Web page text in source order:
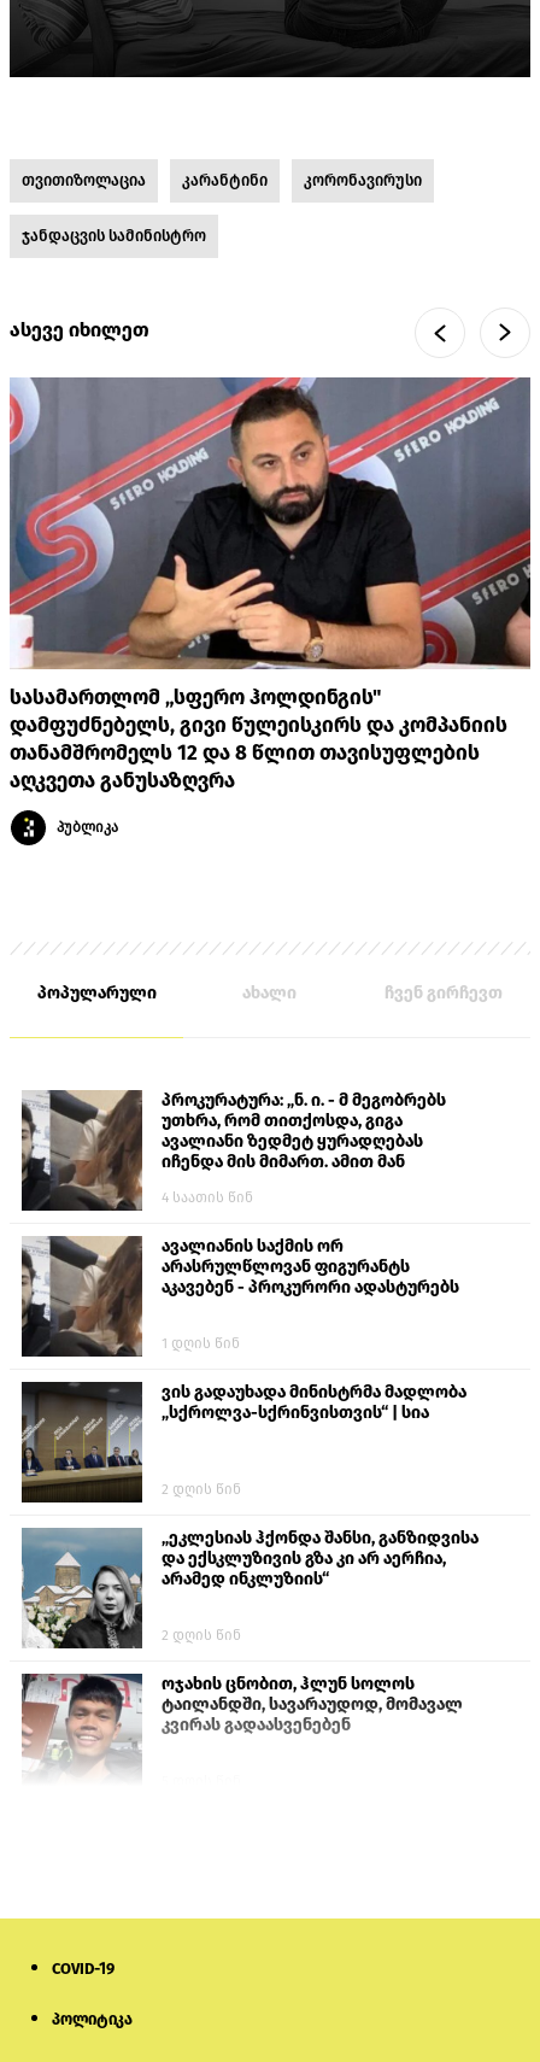
თვითიზოლაცია კარანტინი კორონავირუსი
ჯანდაცვის სამინისტრო
ასევე იხილეთ
სასამართლომ „სფერო ჰოლდინგის"
დამფუძნებელს, გივი წულეისკირს და კომპანიის
თანამშრომელს 12 და 8 წლით თავისუფლების
აღკვეთა განუსაზღვრა
პუბლიკა
პოპულარული ახალი ჩვენ გირჩევთ
პროკურატურა: „ნ. ი. - მ მეგობრებს
უთხრა, რომ თითქოსდა, გიგა
ავალიანი ზედმეტ ყურადღებას
იჩენდა მის მიმართ. ამით მან
თავს დასხმოდა გიგა ავალიანს“
4 საათის წინ
ავალიანის საქმის ორ
არასრულწლოვან ფიგურანტს
აკავებენ - პროკურორი ადასტურებს
1 დღის წინ
ვის გადაუხადა მინისტრმა მადლობა
„სქროლვა-სქრინვისთვის“ | სია
2 დღის წინ
„ეკლესიას ჰქონდა შანსი, განზიდვისა
და ექსკლუზივის გზა კი არ აერჩია,
არამედ ინკლუზიის“
2 დღის წინ
ოჯახის ცნობით, ჰლუნ სოლოს
ტაილანდში, სავარაუდოდ, მომავალ
კვირას გადაასვენებენ
COVID-19
პოლიტიკა